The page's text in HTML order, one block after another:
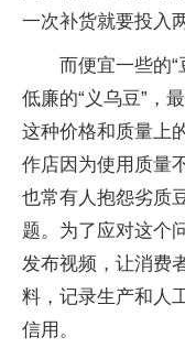
一次补货就要投入
而便宜一些的
低廉的“义乌豆”，
这种价格和质量上
作店因为使用质量
也常有人抱怨劣质
题。为了应对这个
发布视频，让消费
料，记录生产和人
信用。